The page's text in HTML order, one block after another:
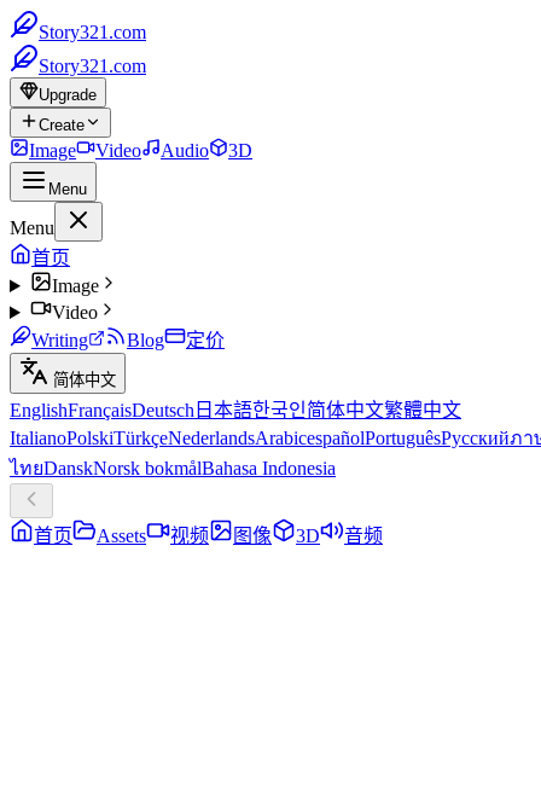
Story321.com
Story321.com
Upgrade
Create
Image Video Audio 3D
Menu
Menu
首页
Image
Video
Writing
Blog 定价
简体中文
EnglishFrançaisDeutsch 日本語한국인简体中文繁體中文
ItalianoPolskiTürkçeNederlandsArabicespañolPortuguêsРусскийภา
ไทยDanskNorsk bokmålBahasa Indonesia
首页 Assets 视频 图像 3D 音频